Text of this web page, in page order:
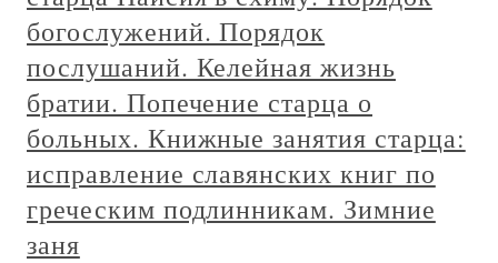
богослужений. Порядок
послушаний. Келейная жизнь
братии. Попечение старца о
больных. Книжные занятия старца:
исправление славянских книг по
греческим подлинникам. Зимние
заня